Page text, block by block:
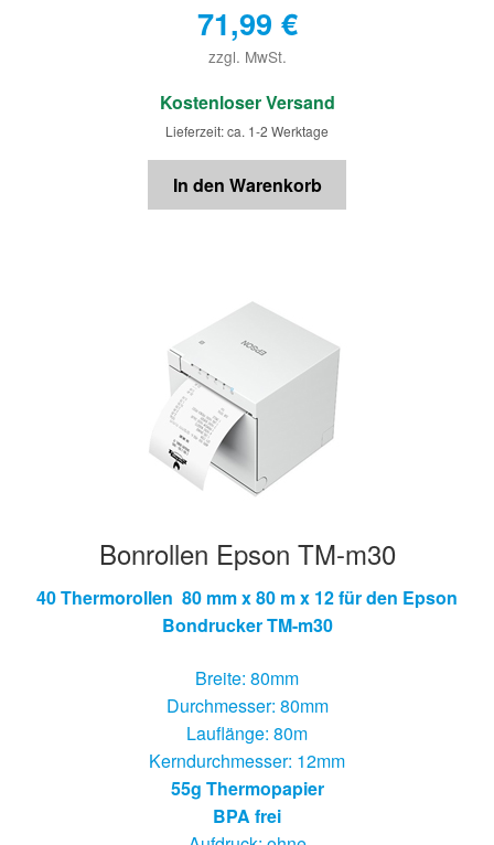
71,99 €
zzgl. MwSt.
€
Kostenloser Versand
Lieferzeit: ca. 1-2 Werktage
In den Warenkorb
Bonrollen Epson TM-m30
40 Thermorollen 80 mm x 80 m x 12 für den Epson
Bondrucker TM-m30
Breite: 80mm
Durchmesser: 80mm
Lauflänge: 80m
Kerndurchmesser: 12mm
55g Thermopapier
BPA frei